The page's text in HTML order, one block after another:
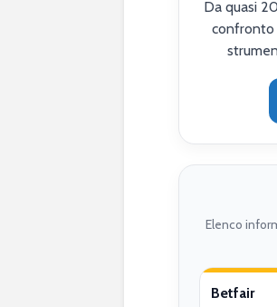
Da quasi
confronto
Elenco
Betfair